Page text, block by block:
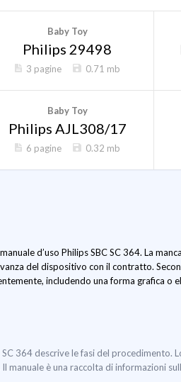
Baby Toy
Philips 29498
3 pagine 0.71 mb
Baby Toy
Philips AJL308/17
6 pagine 0.32 mb
d’uso Philips SBC SC 364. La
del dispositivo con il contratto.
includendo una forma grafica o
364 descrive le fasi del procedimento.
è una raccolta di informazioni